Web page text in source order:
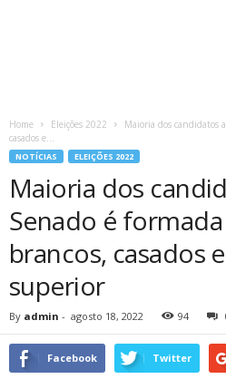
Home Eleições 2022
Maioria dos candidatos
casados e...
NOTÍCIAS ELEIÇÕES 2022
Maioria dos
Senado é
brancos, casados
superior
By admin - agosto 18, 2022 94
Facebook Twitter